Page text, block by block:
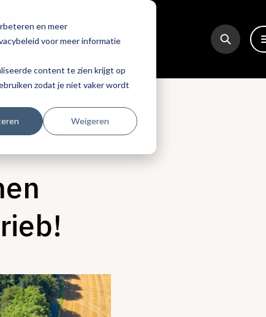
en meer
voor meer informatie
content te zien krijgt op
zodat je niet vaker wordt
Weigeren